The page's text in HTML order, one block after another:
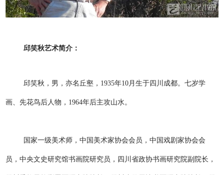
邱笑秋艺术简介：
邱笑秋，男，亦名丘壑，1935年10月生于四川成都。七岁学
画、先花鸟后人物，1964年后主攻山水。
国家一级美术师，中国美术家协会会员，中国戏剧家协会会
员，中央文史研究馆书画院研究员，四川省政协书画研究院副院长，